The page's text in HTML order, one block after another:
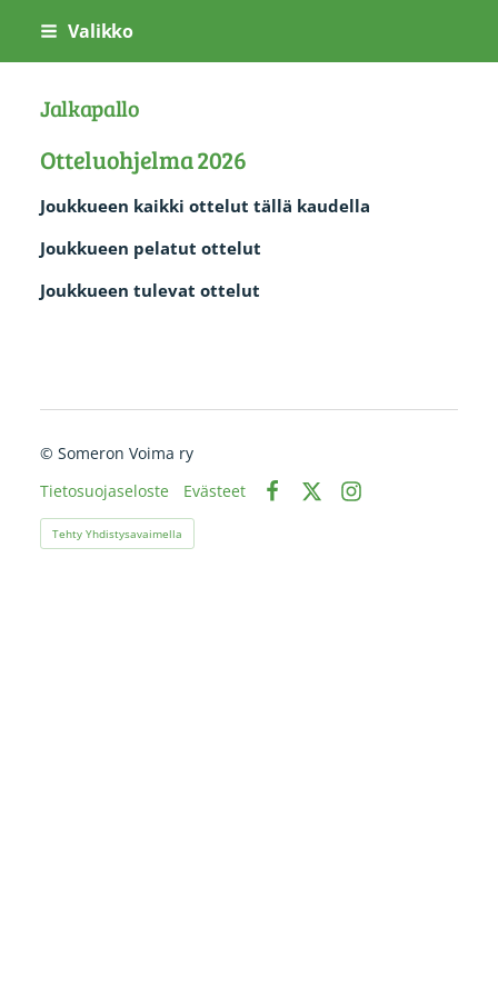
Siirry
Valikko
Jalkapallo
Otteluohjelma 2026
Joukkueen kaikki ottelut tällä kaudella
Joukkueen pelatut ottelut
Joukkueen tulevat ottelut
© Someron Voima ry
Tietosuojaseloste
Evästeet
Facebook
X Instagram
Tehty Yhdistysavaimella